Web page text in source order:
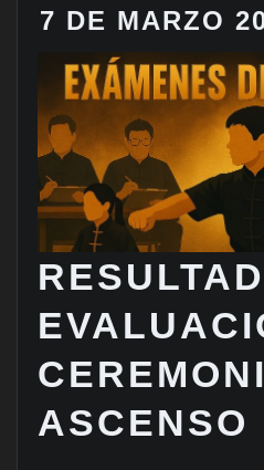
7 DE MARZO
ASCENSO